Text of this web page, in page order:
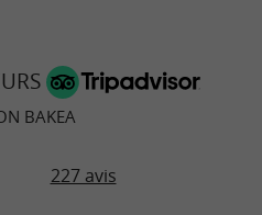
=150€
en 140 donnant sur les
ou 180 séparables
BAKEA
227 avis